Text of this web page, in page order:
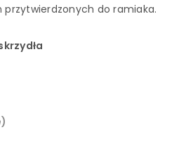
do ramiaka.